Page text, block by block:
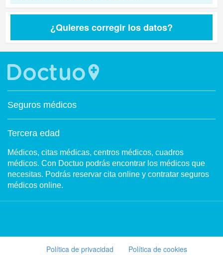
¿Quieres corregir los datos?
Seguros médicos
Tercera edad
Médicos, citas médicas, centros médicos, cuadros
médicos. Con Doctuo podrás encontrar los médicos que
necesitas. Podrás reservar cita online y contratar seguros
médicos online.
Política de privacidad Política de cookies